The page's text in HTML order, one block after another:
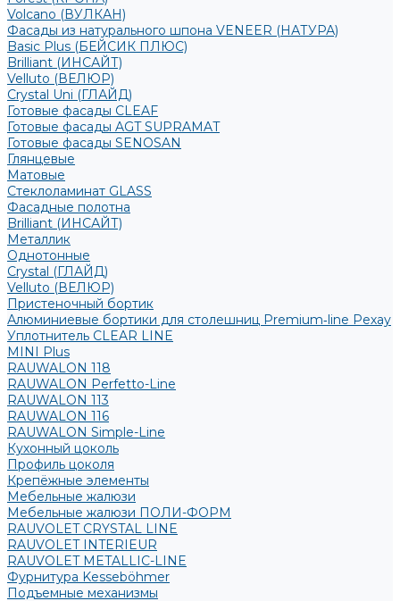
Volcano (ВУЛКАН)
Фасады из натурального шпона VENEER (НАТУРА)
Basic Plus (БЕЙСИК ПЛЮС)
Brilliant (ИНСАЙТ)
Velluto (ВЕЛЮР)
Crystal Uni (ГЛАЙД)
Готовые фасады CLEAF
Готовые фасады AGT SUPRAMAT
Готовые фасады SENOSAN
Глянцевые
Матовые
Стеклоламинат GLASS
Фасадные полотна
Brilliant (ИНСАЙТ)
Металлик
Однотонные
Crystal (ГЛАЙД)
Velluto (ВЕЛЮР)
Пристеночный бортик
Алюминиевые бортики для столешниц Premium‑line Рехау
Уплотнитель CLEAR LINE
MINI Plus
RAUWALON 118
RAUWALON Perfetto-Line
RAUWALON 113
RAUWALON 116
RAUWALON Simple-Line
Кухонный цоколь
Профиль цоколя
Крепёжные элементы
Мебельные жалюзи
Мебельные жалюзи ПОЛИ-ФОРМ
RAUVOLET CRYSTAL LINE
RAUVOLET INTERIEUR
RAUVOLET METALLIC-LINE
Фурнитура Kesseböhmer
Подъемные механизмы